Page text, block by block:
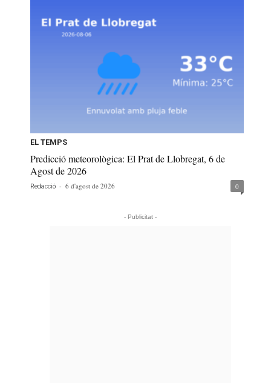
EL TEMPS
Predicció meteorològica: El Prat de Llobregat, 6 de
Agost de 2026
Redacció - 6 d'agost de 2026 0
- Publicitat -